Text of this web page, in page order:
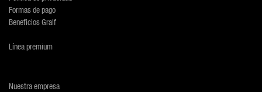
Formas de pago
Beneficios Gralf
Línea premium
Nuestra empresa